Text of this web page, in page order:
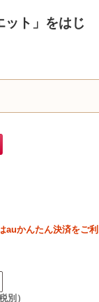
ット」をはじ
auかんたん決済をご利
別）